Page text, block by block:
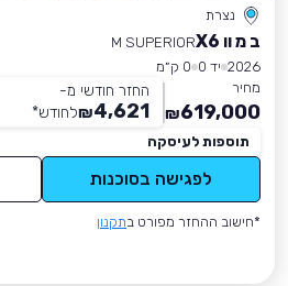
נצרת
ב מ וו X6
M SUPERIOR
2026 יד 0
0 ק״מ
מחיר
619,000
₪
החזר חודשי מ-
4,621
₪לחודש*
תוספות לעיסקה
לפגישה בסוכנות
*חישוב ההחזר מפורט בתקנון